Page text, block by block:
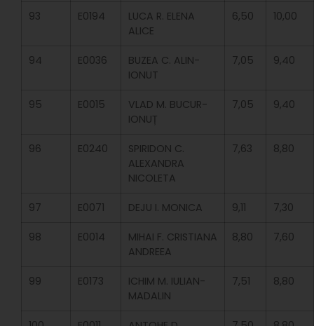
93 E0194
LUCA R. ELENA
ALICE
6,50 10,00
94 E0036
BUZEA C. ALIN-
IONUT
7,05 9,40
95 E0015
VLAD M. BUCUR-
IONUȚ
7,05 9,40
96 E0240
SPIRIDON C.
ALEXANDRA
NICOLETA
7,63 8,80
97 E0071 DEJU I. MONICA 9,11 7,30
98 E0014
MIHAI F. CRISTIANA
ANDREEA
8,80 7,60
99 E0173
ICHIM M. IULIAN-
MADALIN
7,51 8,80